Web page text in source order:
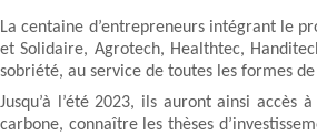
La centaine d’entrepreneurs intégrant le
et Solidaire, Agrotech, Healthtec,
sobriété, au service de toutes les formes
Jusqu’à l’été 2023, ils auront ainsi
carbone, connaître les thèses